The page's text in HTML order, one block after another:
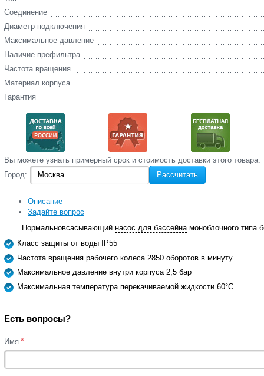
Соединение
Диаметр подключения
Максимальное давление
Наличие префильтра
Частота вращения
Материал корпуса
Гарантия
Вы‌ можете‌ узнать‌ примерный срок и стоимость‌ доставки этого товара:
Город:
Рассчитать
Описание
Задайте вопрос
Нормальновсасывающий насос для бассейнамоноблочного типа
Класс защиты от воды IP55
Частота вращения рабочего колеса 2850 оборотов в минуту
Максимальное давление внутри корпуса 2,5 бар
Максимальная температура перекачиваемой жидкости 60°С
Есть вопросы?
Имя *